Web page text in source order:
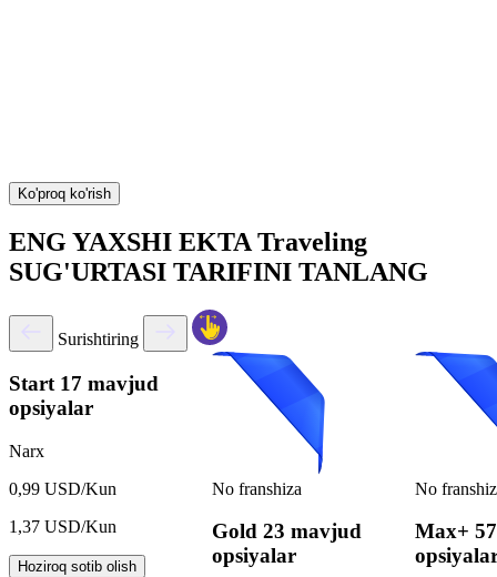
Ko'proq ko'rish
ENG YAXSHI EKTA Traveling
SUG'URTASI TARIFINI TANLANG
Surishtiring
Start 17 mavjud
opsiyalar
Narx
0,99 USD/Kun
1,37 USD/Kun
Hoziroq sotib olish
No franshiza
Gold 23 mavjud
opsiyalar
No
Max+